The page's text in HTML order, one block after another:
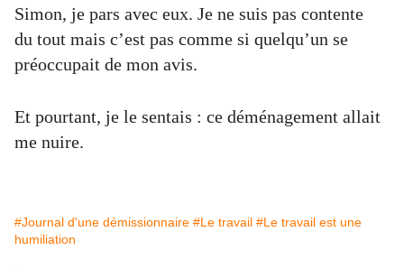
Simon, je pars avec eux. Je ne suis pas contente
du tout mais c’est pas comme si quelqu’un se
préoccupait de mon avis.
Et pourtant, je le sentais : ce déménagement allait
me nuire.
#Journal d'une démissionnaire #Le travail #Le travail est une
humiliation